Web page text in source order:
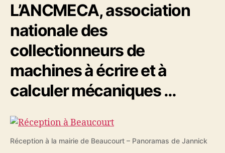
L’ANCMECA, association
nationale des
collectionneurs de
machines à écrire et à
calculer mécaniques …
Réception à la mairie de Beaucourt – Panoramas de Jannick